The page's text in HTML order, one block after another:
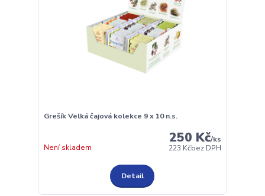
Grešík Velká čajová kolekce 9 x 10 n.s.
250 Kč/ks
223 Kčbez DPH
Není skladem
Detail